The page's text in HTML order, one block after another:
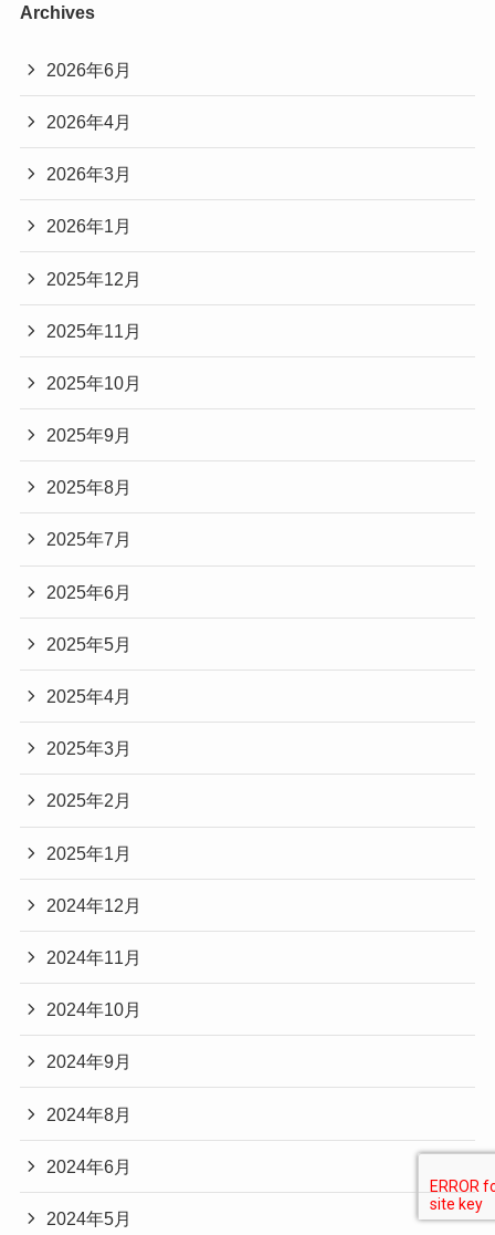
Archives
2026年6月
2026年4月
2026年3月
2026年1月
2025年12月
2025年11月
2025年10月
2025年9月
2025年8月
2025年7月
2025年6月
2025年5月
2025年4月
2025年3月
2025年2月
2025年1月
2024年12月
2024年11月
2024年10月
2024年9月
2024年8月
2024年6月
2024年5月